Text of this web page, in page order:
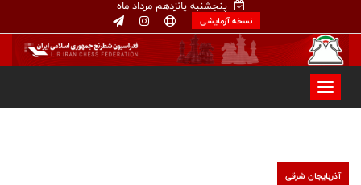
پنجشنبه پانزدهم مرداد ماه
نسخه آزمایشی
آذربایجان شرقی